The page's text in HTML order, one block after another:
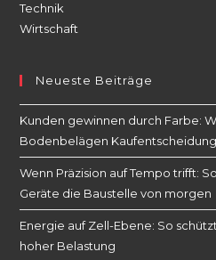
Technik
Wirtschaft
Neueste Beiträge
Kunden gewinnen durch Farbe:
Bodenbelägen
Wenn Präzision auf Tempo trifft:
Geräte die Baustelle von morgen
Energie auf Zell-Ebene: So
hoher Belastung